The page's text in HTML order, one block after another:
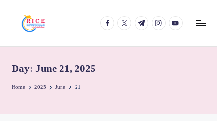
facebook.com
twitter.com
t.me instagram.com
youtube.com
Day: June 21, 2025
Home 2025 June 21